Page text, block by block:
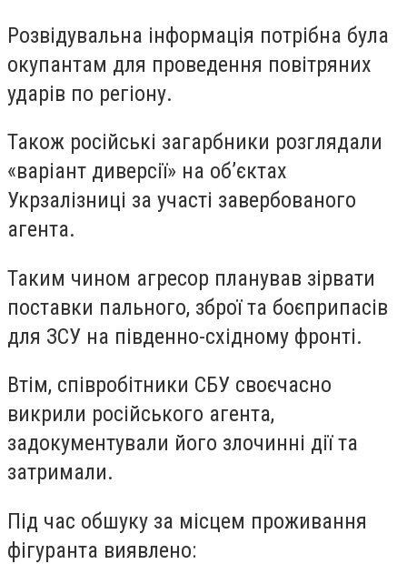
Розвідувальна інформація потрібна була
окупантам для проведення повітряних
ударів по регіону.
Також російські загарбники розглядали
«варіант диверсії» на об’єктах
Укрзалізниці за участі завербованого
агента.
Таким чином агресор планував зірвати
поставки пального, зброї та боєприпасів
для ЗСУ на південно-східному фронті.
Втім, співробітники СБУ своєчасно
викрили російського агента,
задокументували його злочинні дії та
затримали.
Під час обшуку за місцем проживання
фігуранта виявлено: